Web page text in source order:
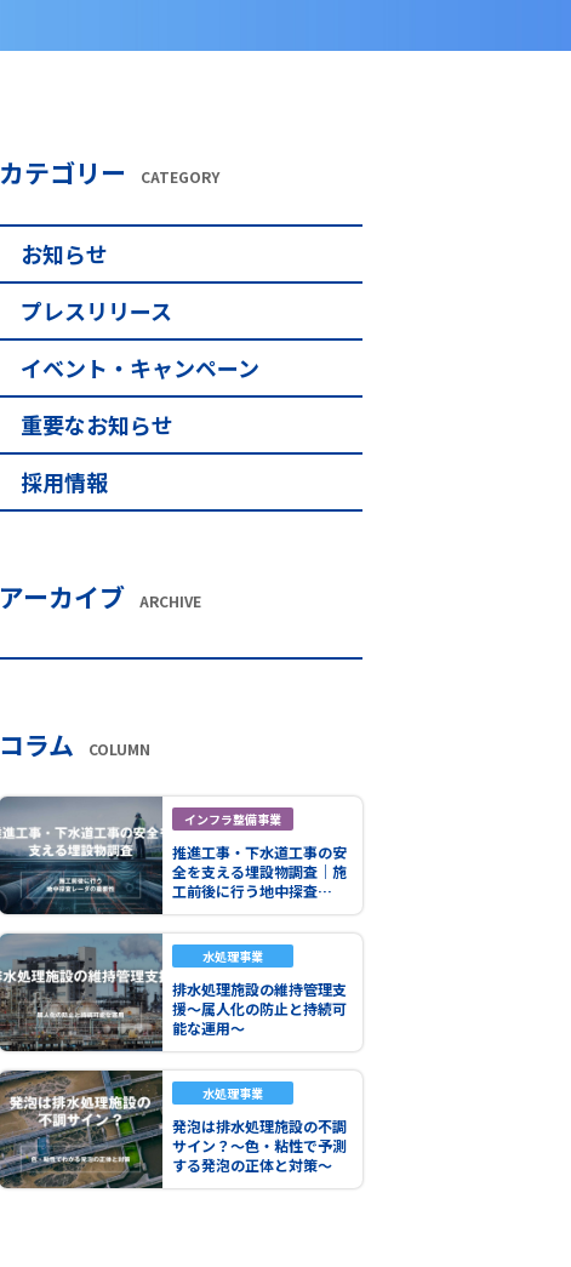
カテゴリー CATEGORY
お知らせ
プレスリリース
イベント・キャンペーン
重要なお知らせ
採用情報
アーカイブ ARCHIVE
コラム COLUMN
インフラ整備事業
推進工事・下水道工事の安
全を支える埋設物調査｜施
工前後に行う地中探査…
水処理事業
排水処理施設の維持管理支
援～属人化の防止と持続可
能な運用～
水処理事業
発泡は排水処理施設の不調
サイン？～色・粘性で予測
する発泡の正体と対策～